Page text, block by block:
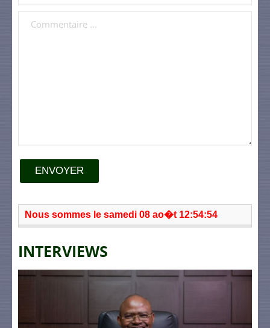
ENVOYER
Nous sommes le samedi 08 ao�t 12:54:54
INTERVIEWS